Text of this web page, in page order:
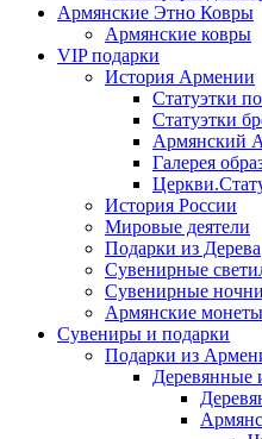
Армянские Этно Ковры
Армянские ковры
VIP подарки
История Армении
Статуэтки
Статуэтки
Армянский
Галерея
История России
Мировые деятели
Подарки из Дерева
Сувенирные
Сувенирные
Армянские монеты
Сувениры и подарки
Подарки из
Деревянные